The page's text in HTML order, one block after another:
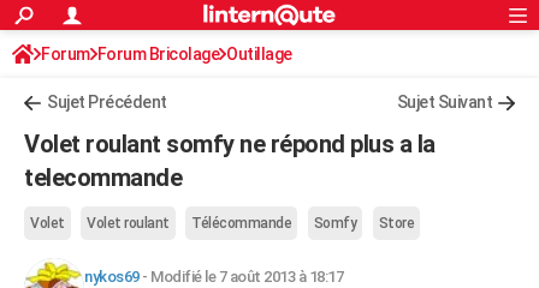
ACTUALITÉS
Politique
Société
Faits Divers
Education
Monde
Villes
+
Programme TV
TNTStreaming
Cinéma
Sorties cinéma
Musique
+FINANCE
Retraite
Impôts
Epargne
Immobilier
Risques naturels par ville
Banque
Assurance
Crédit
AUTO
Essais
Réserver un essai
Citadines
Berlines
SUV
Forum auto
HIGH-TECH
S'inscrire
Connexion
Forum Forum Bricolage Outillage
Sujet Précédent Sujet Suivant
Volet roulant somfy ne répond plus a la
telecommande
Volet Volet roulant Télécommande Somfy Store
nykos69- Modifié le 7 août 2013 à 18:17